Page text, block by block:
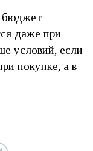
бюджет
даже при
условий, если
покупке, а в